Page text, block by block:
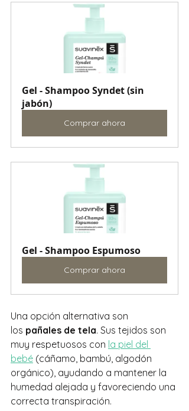
Gel - Shampoo Syndet (sin
jabón)
Comprar ahora
Gel - Shampoo Espumoso
Comprar ahora
Una opción alternativa son
los pañales de tela. Sus tejidos son
muy respetuosos con la piel del
bebé (cáñamo, bambú, algodón
orgánico), ayudando a mantener la
humedad alejada y favoreciendo una
correcta transpiración.